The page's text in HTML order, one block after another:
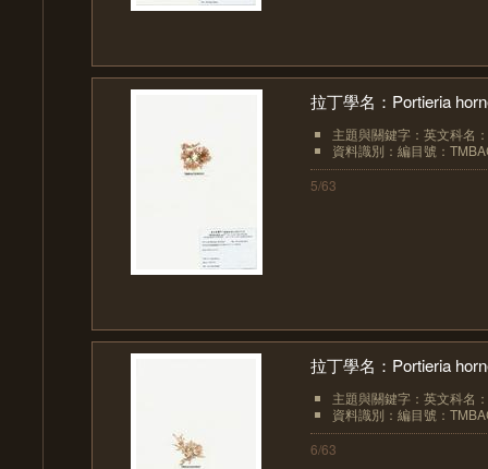
拉丁學名：Portieria
主題與關鍵字：英文科名
資料識別：編目號：
5/63
拉丁學名：Portieria
主題與關鍵字：英文科名
資料識別：編目號：
6/63